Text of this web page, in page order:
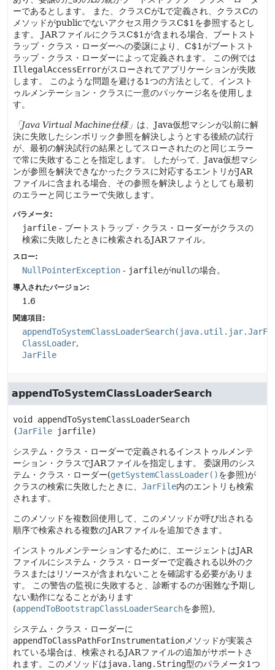
ーであるとします。
また、クラスCがLで定義され、クラスCの
メソッドがpublicでないアクセス用クラスC$1を参照するとし
ます。
JARファイルにクラスC$1が含まれる場合、ブートスト
ラップ・クラス・ローダーへの委譲により、C$1がブートスト
ラップ・クラス・ローダーによって定義されます。
この例では
IllegalAccessErrorがスローされてアプリケーションが失敗
します。
このような問題を避ける1つの方法として、インスト
ゥルメンテーション・クラスに一意のパッケージ名を使用しま
す。
「Java Virtual Machine仕様」 は、Java仮想マシンが以前に解
決に失敗したシンボリック参照を解決しようとする後続の試行
が、最初の解決試行の結果としてスローされたのと同じエラー
で常に失敗することを指定します。
したがって、Java仮想マシ
ンが参照を解決できなかったクラスに対応するエントリがJAR
ファイルに含まれる場合、その参照を解決しようとしても最初
のエラーと同じエラーで失敗します。
パラメータ:
jarfile - ブートストラップ・クラス・ローダーがクラスの
検索に失敗したときに検索されるJARファイル。
スロー:
NullPointerException - jarfileがnullの場合。
導入されたバージョン:
1.6
関連項目:
ClassLoader
JarFile
appendToSystemClassLoaderSearch
void
appendToSystemClassLoaderSearch
(JarFile jarfile)
システム・クラス・ローダーで定義されるインストゥルメンテ
ーション・クラスでJARファイルを指定します。
委譲用のシス
テム・クラス・ローダー(getSystemClassLoader()を参照)が
クラスの検索に失敗したときに、 JarFile内のエントリも検索
されます。
このメソッドを複数回使用して、このメソッドが呼び出される
順序で検索される複数のJARファイルを追加できます。
インストゥルメンテーションするために、エージェントはJAR
ファイルにシステム・クラス・ローダーで定義される以外のク
ラスまたはリソースが含まれないことを確認する必要がありま
す。
この警告の監視に失敗すると、診断するのが困難な予期し
ない動作になることがあります
(appendToBootstrapClassLoaderSearchを参照)。
システム・クラス・ローダーに
appendToClassPathForInstrumentation メソッドが実装さ
れている場合は、検索されるJARファイルの追加がサポートさ
れます。このメソッドはjava.lang.String型のパラメータ1つ